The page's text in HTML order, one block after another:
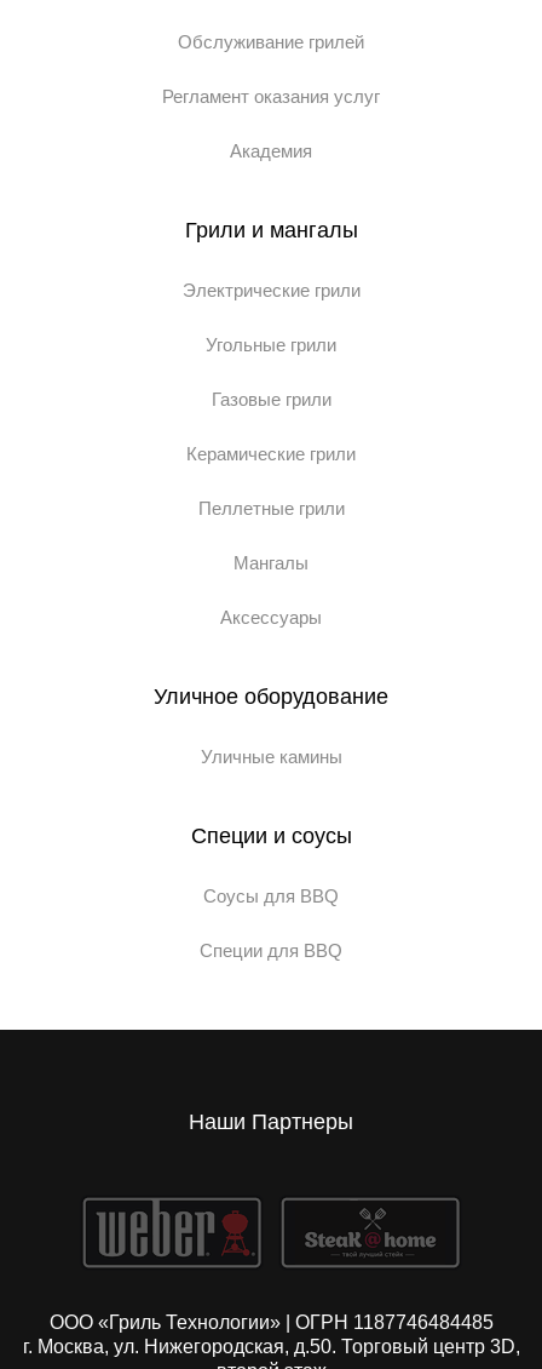
Обслуживание грилей
Регламент оказания услуг
Академия
Грили и мангалы
Электрические грили
Угольные грили
Газовые грили
Керамические грили
Пеллетные грили
Мангалы
Аксессуары
Уличное оборудование
Уличные камины
Специи и соусы
Соусы для BBQ
Специи для BBQ
Наши Партнеры
ООО «Гриль Технологии» | ОГРН 1187746484485
г. Москва, ул. Нижегородская, д.50. Торговый центр 3D,